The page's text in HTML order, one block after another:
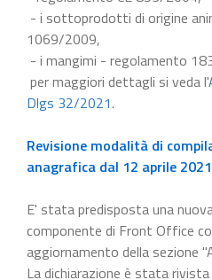
- i sottoprodotti di origine
1069/2009,
- i mangimi - regolamento
per maggiori dettagli si veda l'
Dlgs 32/2021.
Revisione modalità di
anagrafica dal 12 aprile 2021
E' stata predisposta una
componente di Front Office
aggiornamento della sezione
La dichiarazione è stata rivista